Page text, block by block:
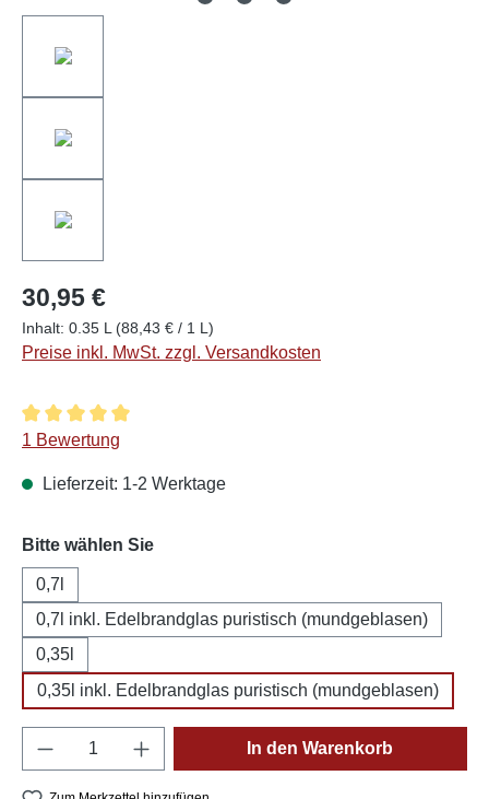
30,95 €
Inhalt: 0.35 L (88,43 € / 1 L)
Preise inkl. MwSt. zzgl. Versandkosten
Durchschnittliche Bewertung von 5 von 5 Sternen
1 Bewertung
Lieferzeit: 1-2 Werktage
Bitte wählen Sieauswählen
0,7l
0,7l inkl. Edelbrandglas puristisch (mundgeblasen)
0,35l
0,35l inkl. Edelbrandglas puristisch (mundgeblasen)
Produkt Anzahl: Gib den gewünschten
In den Warenkorb